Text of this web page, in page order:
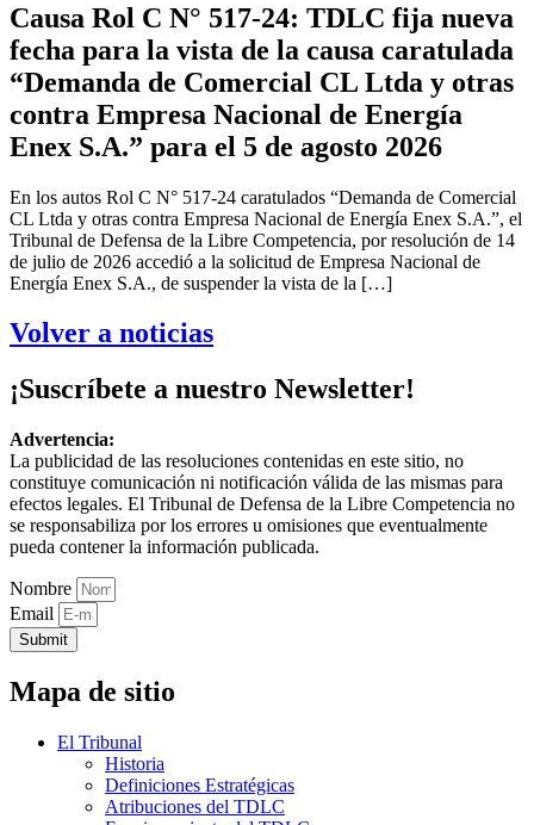
Causa Rol C N° 517-24: TDLC fija nueva
fecha para la vista de la causa caratulada
“Demanda de Comercial CL Ltda y otras
contra Empresa Nacional de Energía
Enex S.A.” para el 5 de agosto 2026
En los autos Rol C N° 517-24 caratulados “Demanda de Comercial
CL Ltda y otras contra Empresa Nacional de Energía Enex S.A.”, el
Tribunal de Defensa de la Libre Competencia, por resolución de 14
de julio de 2026 accedió a la solicitud de Empresa Nacional de
Energía Enex S.A., de suspender la vista de la […]
Volver a noticias
¡Suscríbete a nuestro Newsletter!
Advertencia:
La publicidad de las resoluciones contenidas en este sitio, no
constituye comunicación ni notificación válida de las mismas para
efectos legales. El Tribunal de Defensa de la Libre Competencia no
se responsabiliza por los errores u omisiones que eventualmente
pueda contener la información publicada.
Nombre
Email
Submit
Mapa de sitio
El Tribunal
Historia
Definiciones Estratégicas
Atribuciones del TDLC